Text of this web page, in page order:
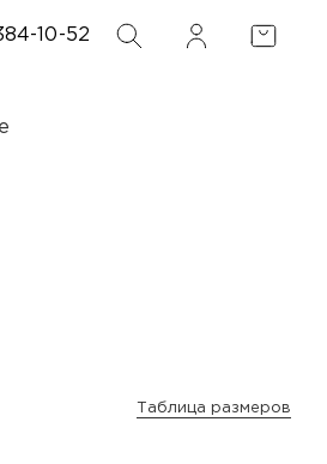
10-52 ФИЛЬТР
ПОИСК
Таблица размеров